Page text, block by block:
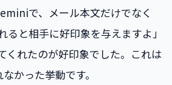
で、メール本文だけでなく
ると相手に好印象を与えますよ」
くれたのが好印象でした。これは
かった挙動です。